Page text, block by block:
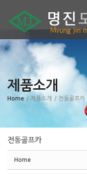
제품소개
Home / 제품소개 / 전동골프카
전동골프카
Home